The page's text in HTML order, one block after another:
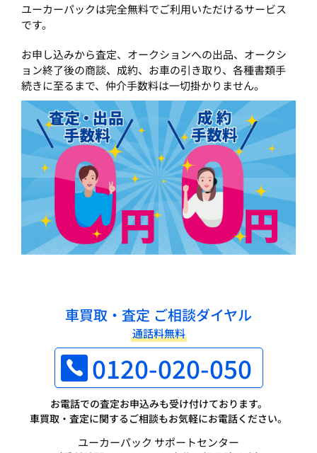
ユーカーパックは完全無料でご利用いただけるサービス
です。
お申し込みから査定、オークションへの出品、オークシ
ョン終了後の商談、成約、お車の引き取り、各種書類手
続きに至るまで、仲介手数料は一切掛かりません。
車買取・査定 ご相談ダイヤル
通話料無料
0120-020-050
お電話での査定お申込みも受け付けております。
車買取・査定に関するご相談もお気軽にお電話ください。
ユーカーパック サポートセンター